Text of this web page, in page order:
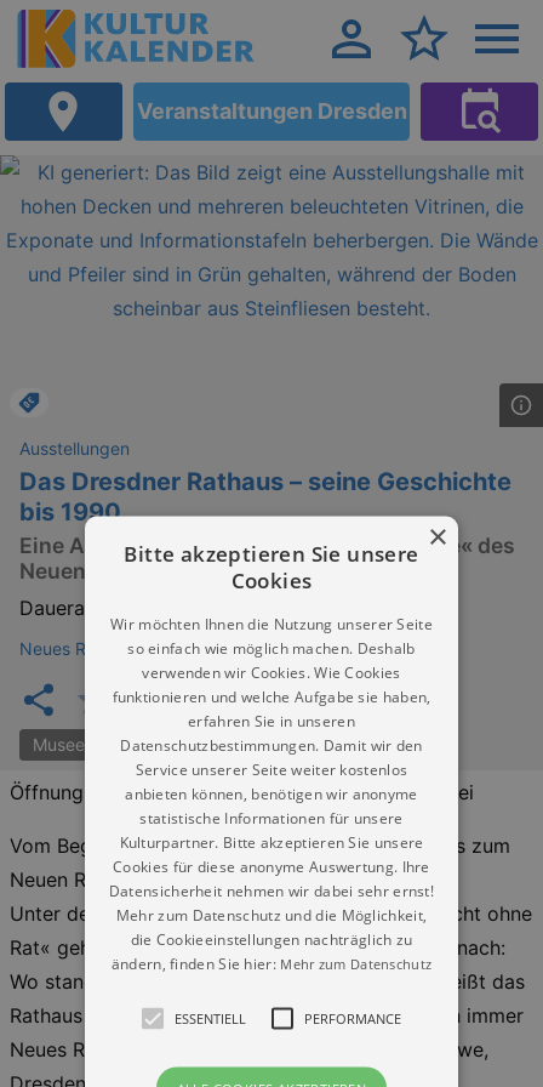
Veranstaltungen Dresden
Ausstellungen
Das Dresdner Rathaus – seine Geschichte
bis 1990
Eine Ausstellung im Foyer »Goldene Pforte« des
Neuen Rathauses
Dauerausstellung
Neues Rathaus Dresden
Museen der Stadt Dresden
Öffnungszeiten: Mo – Fr: 09:00 – 18:00, Eintritt frei
Vom Beginn der bürgerlichen Stadtverwaltung bis zum
Neuen Rathaus
Unter dem Titel »Willst du was schaffen, tu es nicht ohne
Rat« geht die Ausstellung verschiedenen Fragen nach:
Wo stand das erste Dresdner Rathaus? Warum heißt das
Rathaus von 1910 nach mehr als 100 Jahren noch immer
Neues Rathaus? Und was rät uns der Rathaus-Löwe,
×
Bitte akzeptieren Sie unsere
Cookies
Wir möchten Ihnen die Nutzung unserer Seite
so einfach wie möglich machen. Deshalb
verwenden wir Cookies. Wie Cookies
funktionieren und welche Aufgabe sie haben,
erfahren Sie in unseren
Datenschutzbestimmungen. Damit wir den
Service unserer Seite weiter kostenlos
anbieten können, benötigen wir anonyme
statistische Informationen für unsere
Kulturpartner. Bitte akzeptieren Sie unsere
Cookies für diese anonyme Auswertung. Ihre
Datensicherheit nehmen wir dabei sehr ernst!
Mehr zum Datenschutz und die Möglichkeit,
die Cookieeinstellungen nachträglich zu
ändern, finden Sie hier: Mehr zum Datenschutz
ESSENTIELL PERFORMANCE